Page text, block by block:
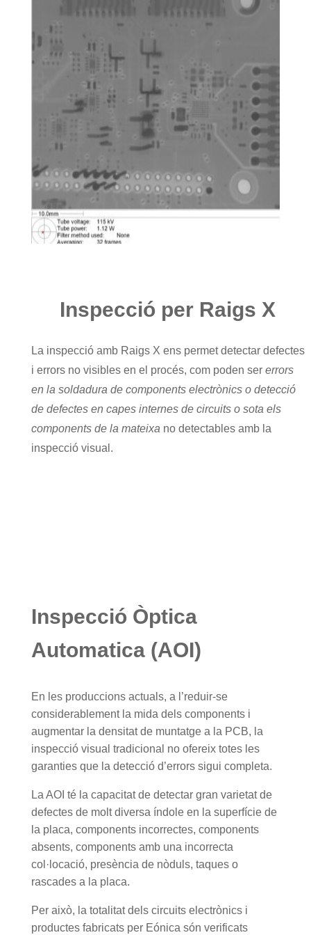
Inspecció per Raigs X
La inspecció amb Raigs X ens permet detectar defectes
i errors no visibles en el procés, com poden ser errors
en la soldadura de components electrònics o detecció
de defectes en capes internes de circuits o sota els
components de la mateixa no detectables amb la
inspecció visual.
Inspecció Òptica
Automatica (AOI)
En les produccions actuals, a l’reduir-se
considerablement la mida dels components i
augmentar la densitat de muntatge a la PCB, la
inspecció visual tradicional no ofereix totes les
garanties que la detecció d’errors sigui completa.
La AOI té la capacitat de detectar gran varietat de
defectes de molt diversa índole en la superfície de
la placa, components incorrectes, components
absents, components amb una incorrecta
col·locació, presència de nòduls, taques o
rascades a la placa.
Per això, la totalitat dels circuits electrònics i
productes fabricats per Eónica són verificats